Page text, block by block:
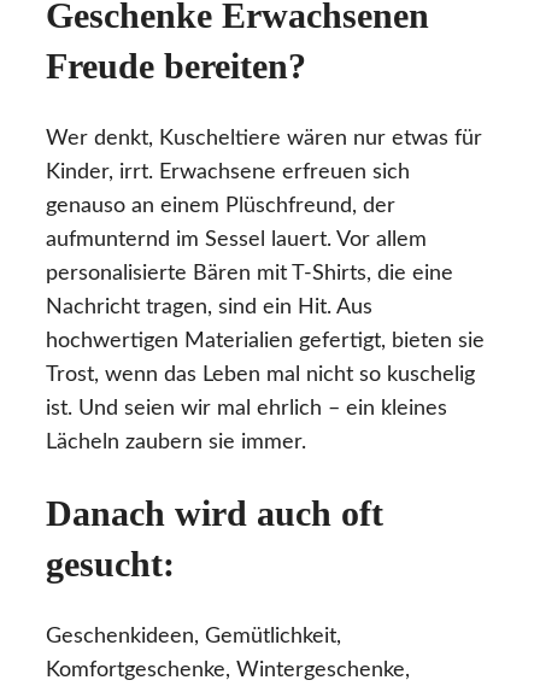
Geschenke Erwachsenen
Freude bereiten?
Wer denkt, Kuscheltiere wären nur etwas für
Kinder, irrt. Erwachsene erfreuen sich
genauso an einem Plüschfreund, der
aufmunternd im Sessel lauert. Vor allem
personalisierte Bären mit T-Shirts, die eine
Nachricht tragen, sind ein Hit. Aus
hochwertigen Materialien gefertigt, bieten sie
Trost, wenn das Leben mal nicht so kuschelig
ist. Und seien wir mal ehrlich – ein kleines
Lächeln zaubern sie immer.
Danach wird auch oft
gesucht:
Geschenkideen, Gemütlichkeit,
Komfortgeschenke, Wintergeschenke,